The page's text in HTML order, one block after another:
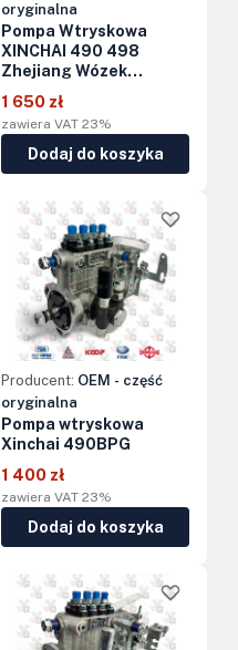
oryginalna
Pompa Wtryskowa
XINCHAI 490 498
Zhejiang Wózek
widłowy HC-HANGCHA
CPCD
1 650 zł
zawiera VAT 23%
Dodaj do koszyka
Producent: OEM - część
oryginalna
Pompa wtryskowa
Xinchai 490BPG
1 400 zł
zawiera VAT 23%
Dodaj do koszyka